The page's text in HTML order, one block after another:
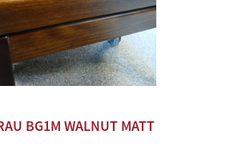
BG1M WALNUT MATT